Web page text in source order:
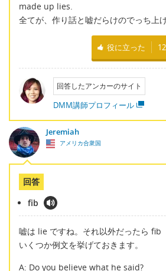
made up lies.
全てが、作り話と嘘だらけのでっち上げ
役に立った 12
回答したアンカーのサイト
DMM講師プロフィール
Jeremiah
アメリカ合衆国
回答
fib
嘘は lie ですね。それ以外だったら fib
いくつか例文を挙げておきます。
A: Do you believe what he said?